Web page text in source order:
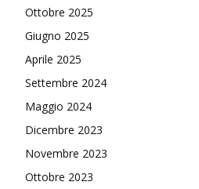
Ottobre 2025
Giugno 2025
Aprile 2025
Settembre 2024
Maggio 2024
Dicembre 2023
Novembre 2023
Ottobre 2023